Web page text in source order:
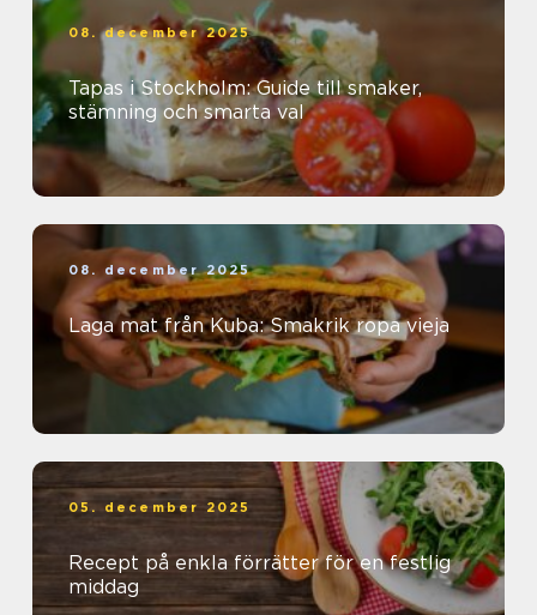
08. december 2025
Tapas i Stockholm: Guide till smaker,
stämning och smarta val
08. december 2025
Laga mat från Kuba: Smakrik ropa vieja
05. december 2025
Recept på enkla förrätter för en festlig
middag